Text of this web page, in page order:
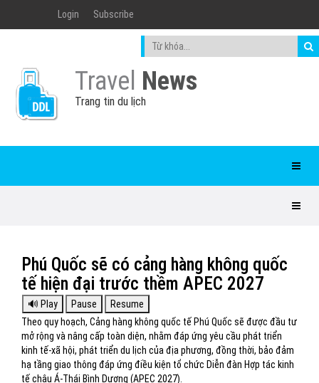
Login Subscribe
Travel News
Trang tin du lịch
Phú Quốc sẽ có cảng hàng không quốc
tế hiện đại trước thềm APEC 2027
Theo quy hoạch, Cảng hàng không quốc tế Phú Quốc sẽ được đầu tư
mở rộng và nâng cấp toàn diện, nhằm đáp ứng yêu cầu phát triển
kinh tế-xã hội, phát triển du lịch của địa phương, đồng thời, bảo đảm
hạ tầng giao thông đáp ứng điều kiện tổ chức Diễn đàn Hợp tác kinh
tế châu Á-Thái Bình Dương (APEC 2027).